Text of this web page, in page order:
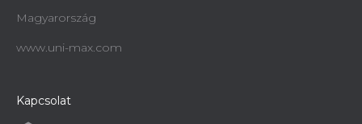
Magyarország
www.uni-max.com
Kapcsolat